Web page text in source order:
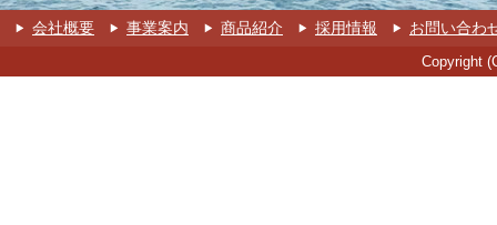
会社概要 事業案内 商品紹介 採用情報 お問い合わ
Copyright